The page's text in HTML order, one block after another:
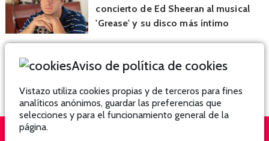
concierto de Ed Sheeran al musical
'Grease' y su disco más íntimo
Aviso de política de cookies
Vistazo utiliza cookies propias y de terceros para fines
analíticos anónimos, guardar las preferencias que
selecciones y para el funcionamiento general de la
página.